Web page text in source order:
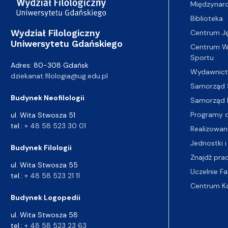
Wydział Filologiczny
Uniwersytetu Gdańskiego
Adres: 80-308 Gdańsk
dziekanat.filologia@ug.edu.pl
Budynek Neofilologii
ul. Wita Stwosza 51
tel.: + 48 58 523 30 01
Budynek Filologii
ul. Wita Stwosza 55
tel.: + 48 58 523 21 11
Budynek Logopedii
ul. Wita Stwosza 58
tel.: + 48 58 523 23 63
Biblioteka
Centrum
Centrum
Sportu
Samorząd
Programy
Jednostki i
Znajdź
Uczelnie
Centrum